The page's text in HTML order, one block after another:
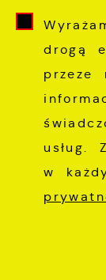
drogą
przeze
usług.
w